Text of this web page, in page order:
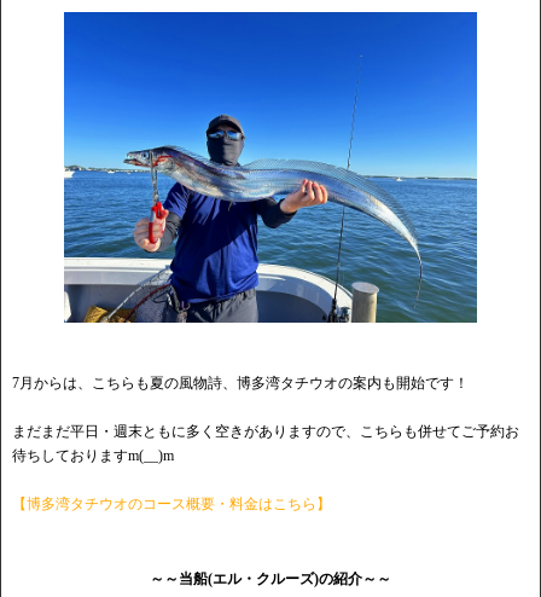
7月からは、こちらも夏の風物詩、博多湾タチウオの案内も開始です！
まだまだ平日・週末ともに多く空きがありますので、こちらも併せてご予約お
待ちしておりますm(__)m
【博多湾タチウオのコース概要・料金はこちら】
～～当船(エル・クルーズ)の紹介～～